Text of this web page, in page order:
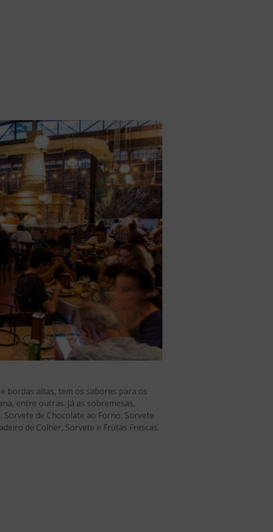
bordas altas, tem os sabores para os
entre outras. Já as sobremesas,
de Chocolate ao Forno, Sorvete
de Colher, Sorvete e Frutas Frescas.